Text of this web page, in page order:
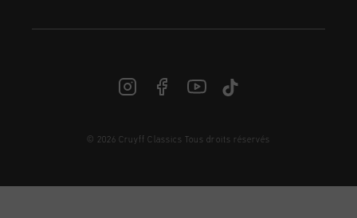
FR | € EUR
© 2026 Cruyff Classics Tous droits réservés